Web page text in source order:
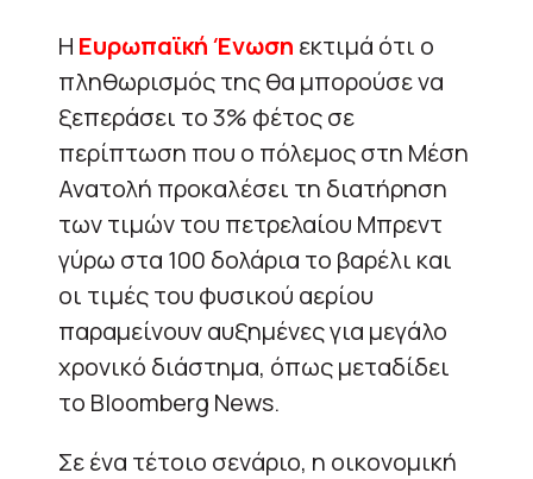
Η Ευρωπαϊκή Ένωση εκτιμά ότι ο
πληθωρισμός της θα μπορούσε να
ξεπεράσει το 3% φέτος σε
περίπτωση που ο πόλεμος στη Μέση
Ανατολή προκαλέσει τη διατήρηση
των τιμών του πετρελαίου Μπρεντ
γύρω στα 100 δολάρια το βαρέλι και
οι τιμές του φυσικού αερίου
παραμείνουν αυξημένες για μεγάλο
χρονικό διάστημα, όπως μεταδίδει
το Bloomberg News.
Σε ένα τέτοιο σενάριο, η οικονομική